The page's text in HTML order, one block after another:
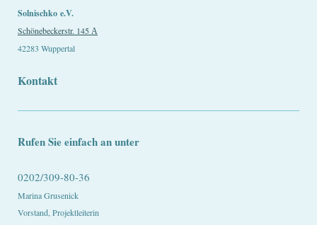
Solnischko e.V.
Schönebeckerstr. 145 А
42283 Wuppertal
Kontakt
Rufen Sie einfach an unter
0202/309-80-36
Marina Grusenick
Vorstand, Projektleiterin